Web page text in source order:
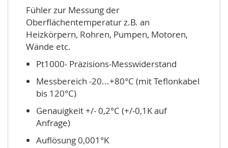
Fühler zur Messung der
Oberflächentemperatur z.B. an
Heizkörpern, Rohren, Pumpen, Motoren,
Wände etc.
Pt1000- Präzisions-Messwiderstand
Messbereich -20...+80°C (mit Teflonkabel
bis 120°C)
Genauigkeit +/- 0,2°C (+/-0,1K auf
Anfrage)
Auflösung 0,001°K